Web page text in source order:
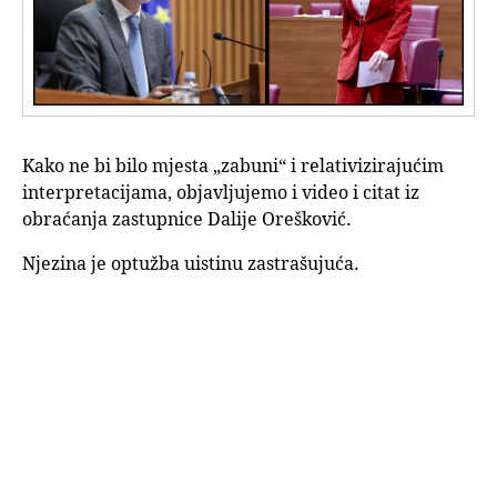
Kako ne bi bilo mjesta „zabuni“ i relativizirajućim
interpretacijama, objavljujemo i video i citat iz
obraćanja zastupnice Dalije Orešković.
Njezina je optužba uistinu zastrašujuća.